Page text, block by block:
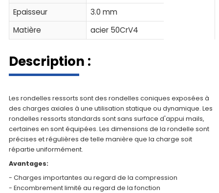
Epaisseur
3.0 mm
Matière
acier 50CrV4
Description :
Les rondelles ressorts sont des rondelles coniques exposées à
des charges axiales à une utilisation statique ou dynamique. Les
rondelles ressorts standards sont sans surface d'appui mails,
certaines en sont équipées. Les dimensions de la rondelle sont
précises et régulières de telle manière que la charge soit
répartie uniformément.
Avantages:
- Charges importantes au regard de la compression
- Encombrement limité au regard de la fonction